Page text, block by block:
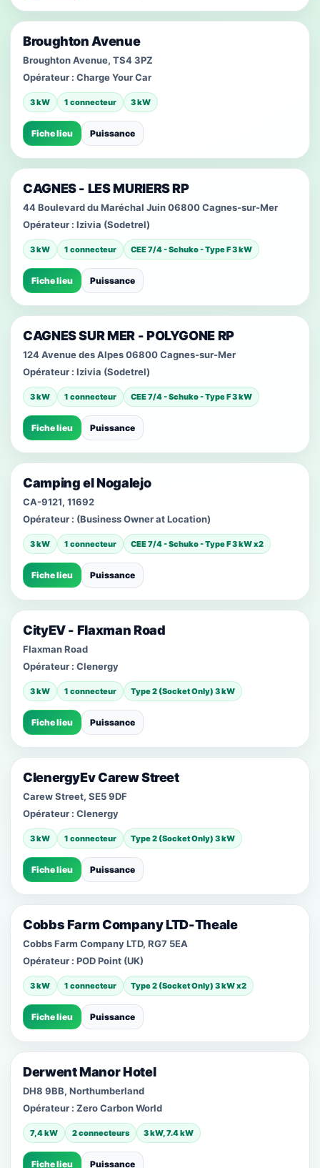
Broughton Avenue
Broughton Avenue, TS4 3PZ
Opérateur : Charge Your Car
3 kW 1 connecteur 3 kW
Fiche lieu Puissance
CAGNES - LES MURIERS RP
44 Boulevard du Maréchal Juin 06800 Cagnes-sur-Mer
Opérateur : Izivia (Sodetrel)
3 kW 1 connecteur CEE 7/4 - Schuko - Type F 3 kW
Fiche lieu Puissance
CAGNES SUR MER - POLYGONE RP
124 Avenue des Alpes 06800 Cagnes-sur-Mer
Opérateur : Izivia (Sodetrel)
3 kW 1 connecteur CEE 7/4 - Schuko - Type F 3 kW
Fiche lieu Puissance
Camping el Nogalejo
CA-9121, 11692
Opérateur : (Business Owner at Location)
3 kW 1 connecteur CEE 7/4 - Schuko - Type F 3 kW x2
Fiche lieu Puissance
CityEV - Flaxman Road
Flaxman Road
Opérateur : Clenergy
3 kW 1 connecteur Type 2 (Socket Only) 3 kW
Fiche lieu Puissance
ClenergyEv Carew Street
Carew Street, SE5 9DF
Opérateur : Clenergy
3 kW 1 connecteur Type 2 (Socket Only) 3 kW
Fiche lieu Puissance
Cobbs Farm Company LTD-Theale
Cobbs Farm Company LTD, RG7 5EA
Opérateur : POD Point (UK)
3 kW 1 connecteur Type 2 (Socket Only) 3 kW x2
Fiche lieu Puissance
Derwent Manor Hotel
DH8 9BB, Northumberland
Opérateur : Zero Carbon World
7,4 kW 2 connecteurs 3 kW, 7.4 kW
Fiche lieu Puissance